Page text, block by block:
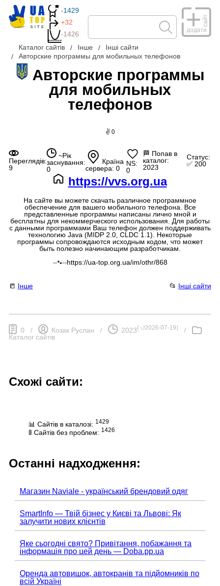
-1429
+32
-1426
додати
сайт
Каталог сайтів Інше
Інші сайти
Авторские программы для мобильных телефонов
Авторские программы
для мобильных
телефонов
✌ 0
Переглядів:
9
~Рік
заснування:
0
Країна
сервера: 0
NS:
0
🏁 Попав в
каталог:
2023
Статус:
✅ 200
https://vvs.org.ua
На сайте вы можете скачать различное программное
обеспечение для вашего мобильного телефона. Все
представленные программы написаны лично мной и
бесплатны для некоммерческого использования. Для работы
с данными программами Ваш телефон должен поддерживать
технологию Java (MIDP 2.0, CLDC 1.1). Некоторые
программы сопровождаются исходным кодом, что может
быть полезно начинающим разработчикам.
--🐾--https://ua-top.org.ua/im/othr/868
📒 Інше 📂 Інші сайти
0 / Козак Руслан / 2023( ⮍2026-07-19)
/
Каталог сайтів
Схожі сайти:
📊 Сайтів в каталозі: 1429
🚦 Сайтів без проблем: 1426
Останні надходження:
Магазин Naviale - український брендовий одяг
SmartInfo — Твій бізнес у Києві та Львові: Як
залучити нових клієнтів
Яке сьогодні свято? Привітання, побажання та
інформація про цей день — Doba.pp.ua
Оренда автовишок, автокранів та підйомників по
всій Україні